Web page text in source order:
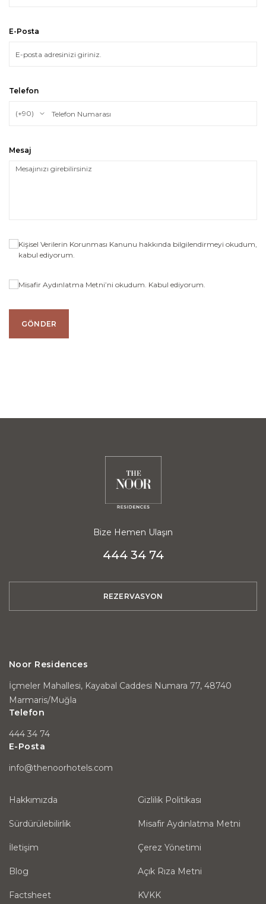
E-Posta
Telefon
Mesaj
Kişisel Verilerin Korunması Kanunu hakkında bilgilendirmeyi okudum,
kabul ediyorum.
Misafir Aydınlatma Metni’ni okudum. Kabul ediyorum.
GÖNDER
Bize Hemen Ulaşın
444 34 74
REZERVASYON
Noor Residences
İçmeler Mahallesi, Kayabal Caddesi Numara 77, 48740
Marmaris/Muğla
Telefon
444 34 74
E-Posta
info@thenoorhotels.com
Hakkımızda
Sürdürülebilirlik
İletişim
Blog
Factsheet
Gizlilik Politikası
Misafir Aydınlatma Metni
Çerez Yönetimi
Açık Rıza Metni
KVKK